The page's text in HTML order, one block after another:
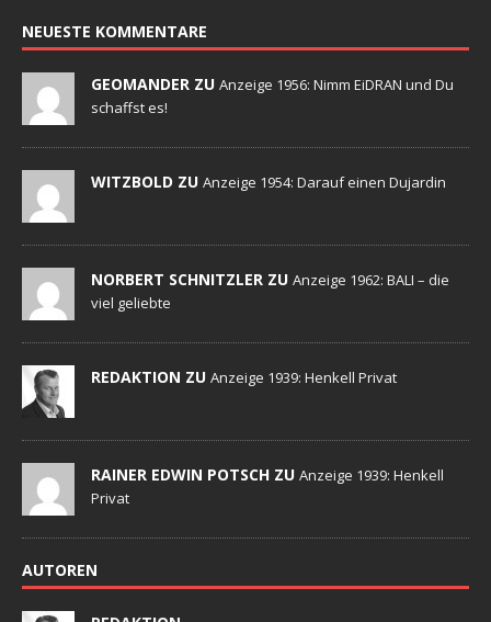
NEUESTE KOMMENTARE
GEOMANDER ZU Anzeige 1956: Nimm EiDRAN und Du
schaffst es!
WITZBOLD ZU Anzeige 1954: Darauf einen Dujardin
NORBERT SCHNITZLER ZU Anzeige 1962: BALI – die
viel geliebte
REDAKTION ZU Anzeige 1939: Henkell Privat
RAINER EDWIN POTSCH ZU Anzeige 1939: Henkell
Privat
AUTOREN